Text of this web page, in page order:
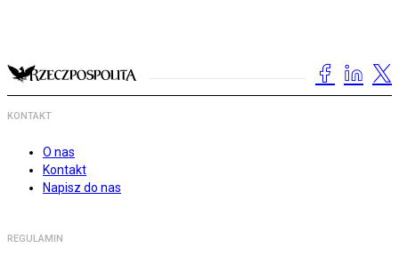
KONTAKT
O nas
Kontakt
Napisz do nas
REGULAMIN